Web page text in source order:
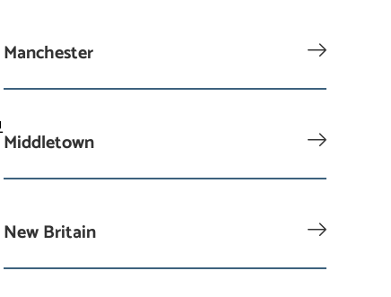
Manchester
Middletown
New Britain